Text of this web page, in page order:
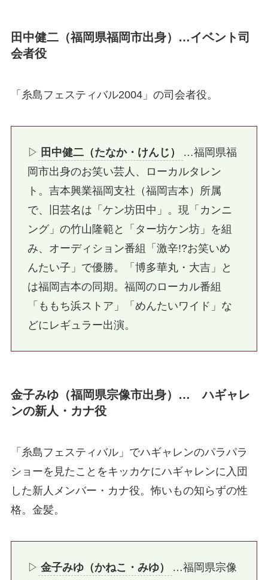
田中健二（福岡県福岡市出身）…イベント司
会者役
「糸島フェスティバル2004」の司会者役。
▷ 田中健二（たなか・けんじ）
…福岡県福
岡市出身のお笑い芸人、ローカルタレン
ト。吉本興業福岡支社（福岡吉本）所属
で、旧芸名は「ケン坊田中」。現「カンニ
ング」の竹山隆範と「ター坊ケン坊」を組
み、オーディション番組「激辛!?お笑いめ
んたい子」で優勝。「博多華丸・大吉」と
は福岡吉本の同期。福岡のローカル番組
「ももち浜ストア」「めんたいワイド」な
どにレギュラー出演。
金子みゆ（福岡県宗像市出身）… ハギャレ
ンの新人・カナ役
「糸島フェスティバル」でハギャレンのパラパラ
ショーを見たことをキッカケにハギャレンに入団
した新人メンバー・カナ役。怖いもの知らずの性
格。金髪。
▷ 金子みゆ（かねこ・みゆ）
…福岡県宗像